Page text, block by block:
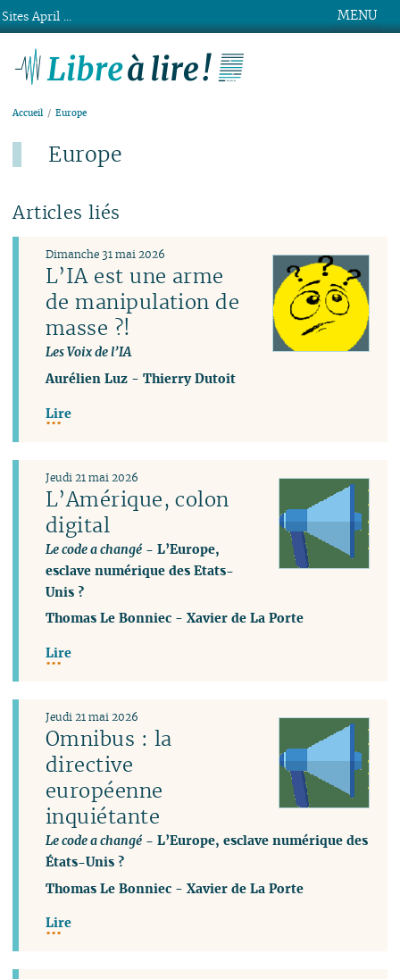
MENU
Accueil Europe
Europe
Articles liés
L’IA est une arme
de manipulation de
masse ?!
Les Voix de l’IA
Dimanche 31 mai 2026
Aurélien Luz -Thierry Dutoit
Lire
L’Amérique, colon
digital
Le code a changé - L’Europe,
esclave numérique des Etats-
Unis ?
Jeudi 21 mai 2026
Thomas Le Bonniec -Xavier de La Porte
Lire
Omnibus : la
directive
européenne
inquiétante
Le code a changé - L’Europe, esclave numérique des
États-Unis ?
Jeudi 21 mai 2026
Thomas Le Bonniec -Xavier de La Porte
Lire
Sites April ...